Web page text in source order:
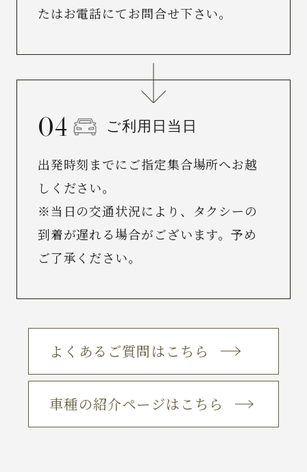
たはお電話にてお問合せ下さい。
ご利用日当日
出発時刻までにご指定集合場所へお越
しください。
※当日の交通状況により、タクシーの
到着が遅れる場合がございます。予め
ご了承ください。
よくあるご質問はこちら
車種の紹介ページはこちら